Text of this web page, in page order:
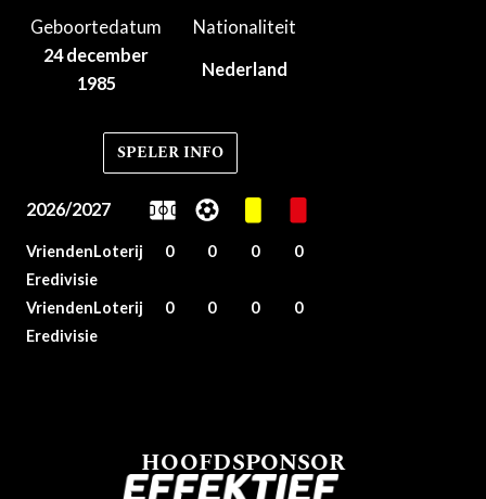
Geboortedatum
24 december
1985
Nationaliteit
Nederland
SPELER INFO
2026/2027
VriendenLoterij
Eredivisie
0 0 0 0
VriendenLoterij
Eredivisie
0 0 0 0
HOOFDSPONSOR